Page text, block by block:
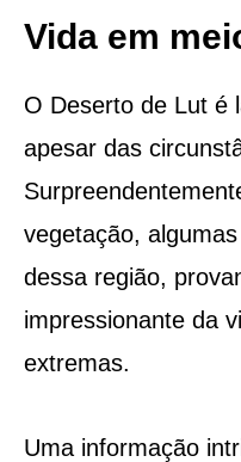
Vida em
O Deserto de Lut é
apesar das
vegetação,
dessa região,
impressionante da
extremas.
Uma informação